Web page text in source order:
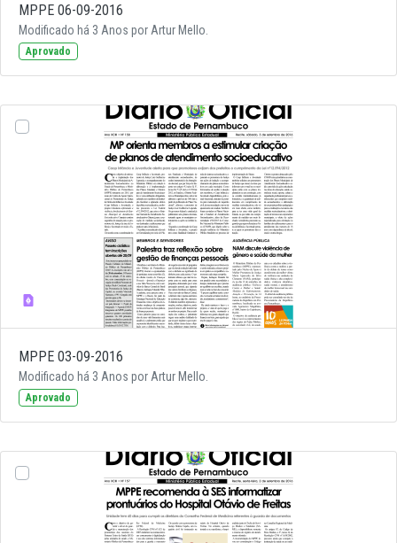
MPPE 06-09-2016
Modificado há 3 Anos por Artur Mello.
Aprovado
MPPE 03-09-2016
Modificado há 3 Anos por Artur Mello.
Aprovado